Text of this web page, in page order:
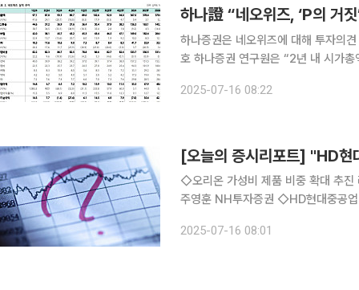
하나증권은 네오위즈에 대해 투자의견
호 하나증권 연구원은 “2년 내 시가
상회할 것으로 예상했다. 주요 요인은
2025-07-16 08:22
[오늘의 증시리포트] "HD현
◇오리온 가성비 제품 비중 확대 추진
주영훈 NH투자증권 ◇HD현대중공업 하반기 LNG선 발주 기대감 유효 2분기 영업이익 4,586억
2025-07-16 08:01